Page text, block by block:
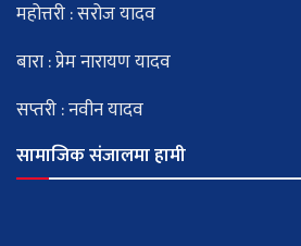
महोत्तरी : सरोज यादव
बारा : प्रेम नारायण यादव
सप्तरी : नवीन यादव
सामाजिक संजालमा हामी